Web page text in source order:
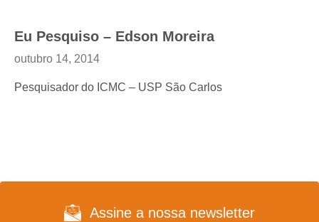
Eu Pesquiso – Edson Moreira
outubro 14, 2014
Pesquisador do ICMC – USP São Carlos
Assine a nossa newsletter